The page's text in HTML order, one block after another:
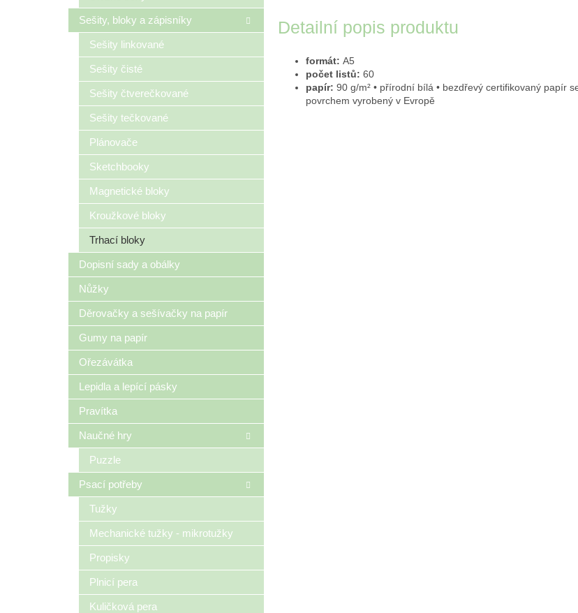
Sešity, bloky a zápisníky
Sešity linkované
Sešity čisté
Sešity čtverečkované
Sešity tečkované
Plánovače
Sketchbooky
Magnetické bloky
Kroužkové bloky
Trhací bloky
Dopisní sady a obálky
Nůžky
Děrovačky a sešívačky na papír
Gumy na papír
Ořezávátka
Lepidla a lepící pásky
Pravítka
Naučné hry
Puzzle
Psací potřeby
Tužky
Mechanické tužky - mikrotužky
Propisky
Plnicí pera
Kuličková pera
Detailní popis produktu
formát: A5
počet listů: 60
papír: 90 g/m² • přírodní bílá • bezdřevý certifikovaný papír
povrchem vyrobený v Evropě